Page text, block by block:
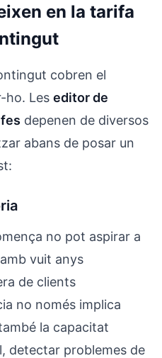
en la tarifa
cobren el
ho. Les editor de
depenen de diversos
abans de posar un
no pot aspirar a
vuit anys
de clients
no només implica
la capacitat
detectar problemes de